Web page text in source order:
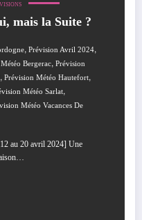
mais la Suite ?
, Prévision Avril 2024,
Bergerac, Prévision
, Prévision Météo Hautefort,
Météo Sarlat,
Météo Vacances De
au 20 avril 2024] Une